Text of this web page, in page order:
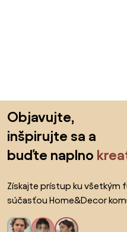
Objavujte,
inšpirujte sa a
buďte naplno
Získajte prístup ku všetkým
súčasťou Home&Decor